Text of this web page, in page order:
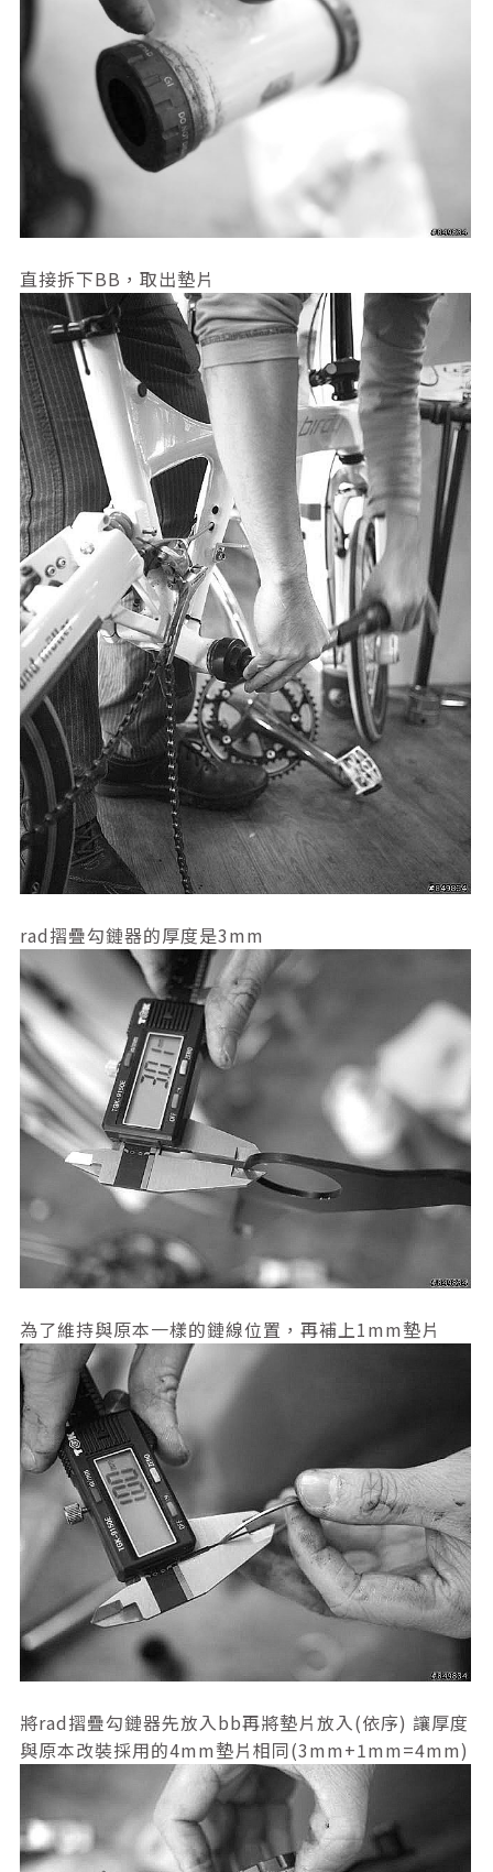
直接拆下BB，取出墊片
rad摺疊勾鏈器的厚度是3mm
為了維持與原本一樣的鏈線位置，再補上1mm墊片
將rad摺疊勾鏈器先放入bb再將墊片放入(依序) 讓厚度
與原本改裝採用的4mm墊片相同(3mm+1mm=4mm)